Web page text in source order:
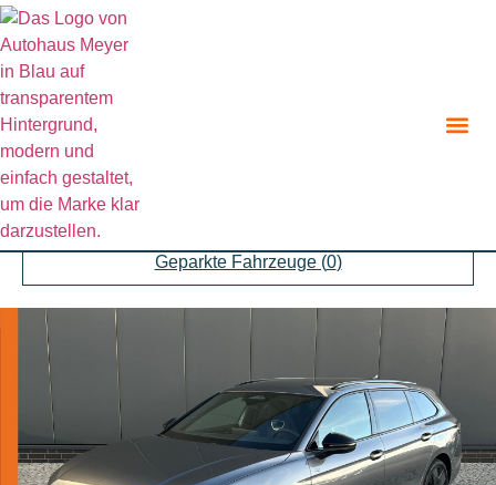
Zurück zur Suche
Geparkte Fahrzeuge (0)